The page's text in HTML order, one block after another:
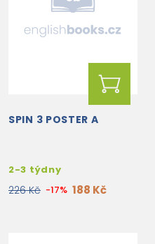
SPIN 3 POSTER A
2-3 týdny
226 Kč -17% 188 Kč